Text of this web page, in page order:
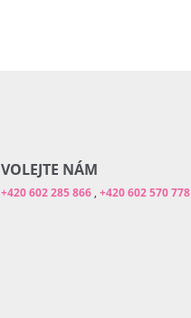
VOLEJTE NÁM
+420 602 285 866 +420 602 570 778